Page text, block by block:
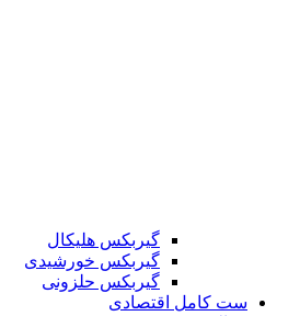
گیربکس هلیکال
گیربکس خورشیدی
گیربکس حلزونی
ست کامل اقتصادی